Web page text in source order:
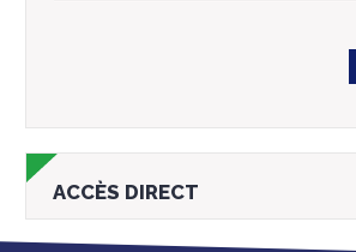
ACCÈS DIRECT